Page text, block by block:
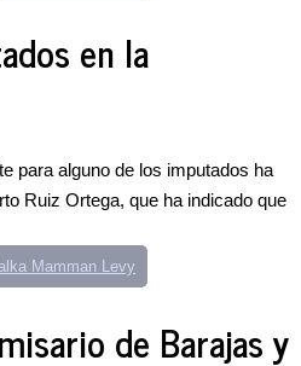
en la
para alguno de los imputados ha
Ruiz Ortega, que ha indicado que
Mamman Levy
de Barajas y